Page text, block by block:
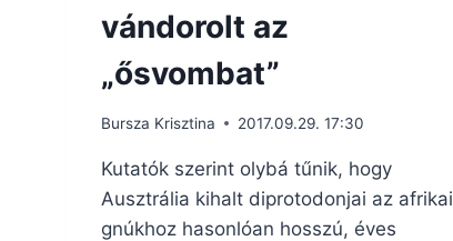
vándorolt az
„ősvombat”
Bursza Krisztina 2017.09.29. 17:30
Kutatók szerint olybá tűnik, hogy
Ausztrália kihalt diprotodonjai az afrikai
gnúkhoz hasonlóan hosszú, éves